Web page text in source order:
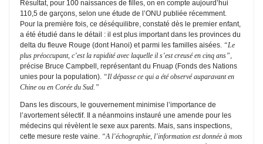
Résultat, pour 100 naissances de filles, on en compte aujourd’hui
110,5 de garçons, selon une étude de l’ONU publiée récemment.
Pour la première fois, ce déséquilibre, constaté dès le premier enfant,
a été étudié dans le détail : il est plus important dans les provinces du
delta du fleuve Rouge (dont Hanoi) et parmi les familles aisées. “Le
plus préoccupant, c’est la rapidité avec laquelle il s’est creusé en cinq ans”
précise Bruce Campbell, représentant du Fnuap (Fonds des Nations
unies pour la population). “Il dépasse ce qui a été observé auparavant en
Chine ou en Corée du Sud.”
Dans les discours, le gouvernement minimise l’importance de
l’avortement sélectif. Il a néanmoins instauré une amende pour les
médecins qui révèlent le sexe aux parents. Mais, sans inspections,
cette mesure reste vaine. “A l’échographie, l’information est donnée à mots